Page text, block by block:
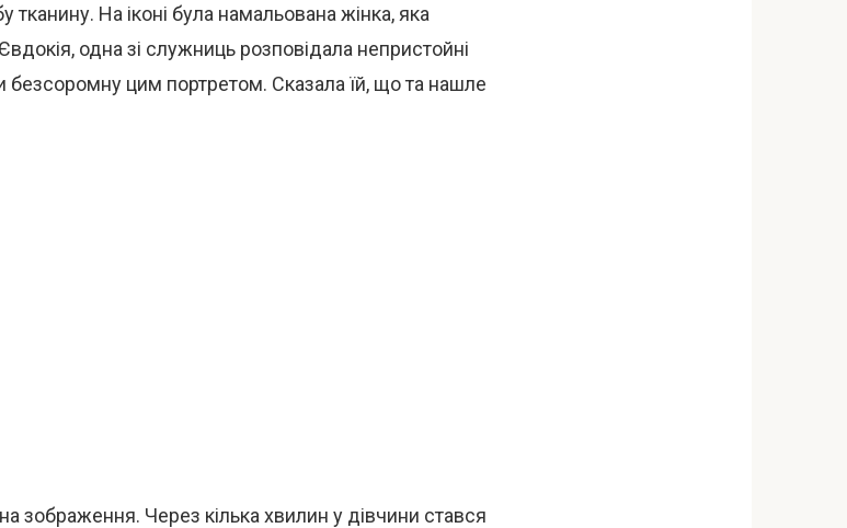
тканину. На іконі була намальована жінка, яка
одна зі служниць розповідала непристойні
безсоромну цим портретом. Сказала їй, що та нашле
зображення. Через кілька хвилин у дівчини стався